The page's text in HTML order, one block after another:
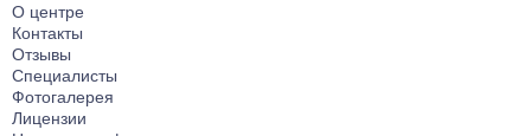
О центре
Контакты
Отзывы
Специалисты
Фотогалерея
Лицензии